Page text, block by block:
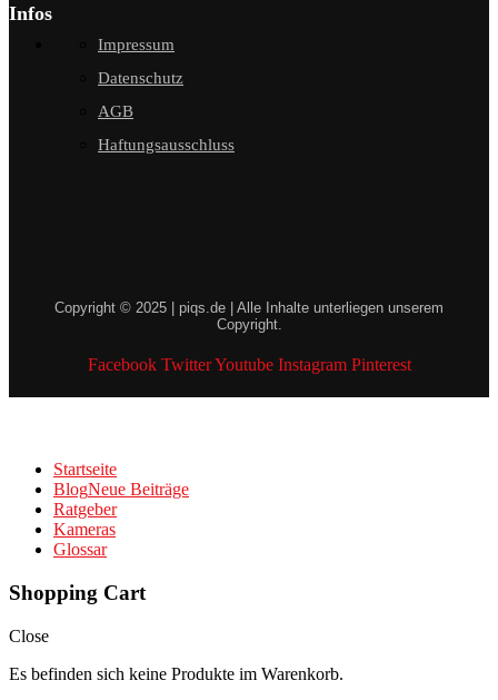
Infos
Impressum
Datenschutz
AGB
Haftungsausschluss
Copyright © 2025 | piqs.de | Alle Inhalte unterliegen unserem
Copyright.
Facebook Twitter Youtube Instagram Pinterest
Startseite
BlogNeue Beiträge
Ratgeber
Kameras
Glossar
Shopping Cart
Close
Es befinden sich keine Produkte im Warenkorb.